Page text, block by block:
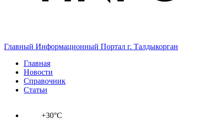
Главный Информационный Портал г. Талдыкорган
Главная
Новости
Справочник
Статьи
+30°C